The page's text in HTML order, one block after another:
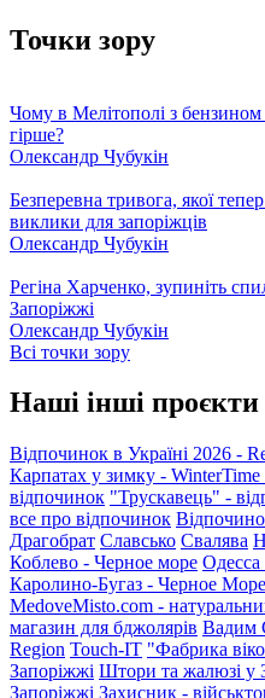
Точки зору
Чому в Мелітополі з бензином
гірше?
Олександр Чубукін
Безперевна тривога, якої
виклики для запоріжців
Олександр Чубукін
Регіна Харченко, зупиніть
Запоріжжі
Олександр Чубукін
Всі точки зору
Наші інші проєкти
Відпочинок в Україні 2026 -
Карпатах у зимку - WinterTime
відпочинок "Трускавець" -
все про відпочинок
Драгобрат Славсько Свалява
Коблево - Черное море
Каролино-Бугаз - Черное Море
MedoveMisto.com -
магазин для бджолярів Вадим
Region Touch-IT "Фабрика
Запоріжжі Штори та жалюзі у
Запоріжжі Захисник -